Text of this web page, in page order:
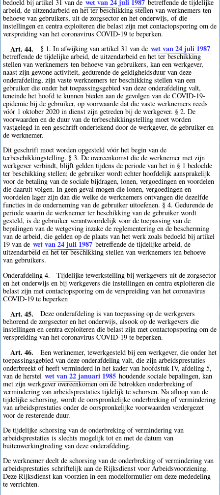
bedoeld bij artikel 31 van de wet van 24 juli 1987 betreffende de tijdelijke
arbeid, de uitzendarbeid en het ter beschikking stellen van werknemers ten
behoeve van gebruikers, uit de zorgsector en het onderwijs, of die
instellingen en centra exploiteren die belast zijn met contactopsporing om de
verspreiding van het coronavirus COVID-19 te beperken.
Art. 44. § 1. In afwijking van artikel 31 van de wet van 24 juli 1987
betreffende de tijdelijke arbeid, de uitzendarbeid en het ter beschikking
stellen van werknemers ten behoeve van gebruikers, kan een werkgever,
naast zijn gewone activiteit, gedurende de geldigheidsduur van deze
onderafdeling, zijn vaste werknemers ter beschikking stellen van een
gebruiker die onder het toepassingsgebied van deze onderafdeling valt,
teneinde het hoofd te kunnen bieden aan de gevolgen van de COVID-19-
epidemie bij de gebruiker, op voorwaarde dat die vaste werknemers reeds
vóór 1 oktober 2020 in dienst zijn getreden bij de werkgever. § 2. De
voorwaarden en de duur van de terbeschikkingstelling moet worden
vastgelegd in een geschrift ondertekend door de werkgever, de gebruiker en
de werknemer.
Dit geschrift moet worden opgesteld vóór het begin van de
terbeschikkingstelling. § 3. De overeenkomst die de werknemer met zijn
werkgever verbindt, blijft gelden tijdens de periode van het in § 1 bedoelde
ter beschikking stellen; de gebruiker wordt echter hoofdelijk aansprakelijk
voor de betaling van de sociale bijdragen, lonen, vergoedingen en voordelen
die daaruit volgen. In geen geval mogen die lonen, vergoedingen en
voordelen lager zijn dan die welke de werknemers ontvangen die dezelfde
functies in de onderneming van de gebruiker uitoefenen. § 4. Gedurende de
periode waarin de werknemer ter beschikking van de gebruiker wordt
gesteld, is de gebruiker verantwoordelijk voor de toepassing van de
bepalingen van de wetgeving inzake de reglementering en de bescherming
van de arbeid, die gelden op de plaats van het werk zoals bedoeld bij artikel
19 van de wet van 24 juli 1987 betreffende de tijdelijke arbeid, de
uitzendarbeid en het ter beschikking stellen van werknemers ten behoeve
van gebruikers.
Onderafdeling 4. - Tijdelijke tewerkstelling bij werkgevers uit de zorgsector
en het onderwijs en bij werkgevers die instellingen en centra exploiteren die
belast zijn met contactopsporing om de verspreiding van het coronavirus
COVID-19 te beperken
Art. 45.
Deze onderafdeling is van toepassing op de werkgevers
behorend de zorgsector en het onderwijs, alsook op de werkgevers die
instellingen en centra exploiteren die belast zijn met contactopsporing om de
verspreiding van het coronavirus COVID-19 te beperken.
Art. 46.
Een werknemer, tewerkgesteld bij een werkgever, die onder het
toepassingsgebied van deze onderafdeling valt, die zijn arbeidsprestaties
onderbreekt of heeft verminderd in het kader van hoofdstuk IV, afdeling 5,
van de herstel wet van 22 januari 1985 houdende sociale bepalingen, kan
met zijn werkgever overeenkomen om de betrokken onderbreking of
vermindering van arbeidsprestaties tijdelijk te schorsen. Na afloop van de
tijdelijke schorsing, wordt de oorspronkelijke onderbreking of vermindering
van arbeidsprestaties onder de oorspronkelijke voorwaarden verdergezet
voor de resterende duur.
De tijdelijke schorsing van de onderbreking of vermindering van
arbeidsprestaties is slechts mogelijk tot en met de datum van
buitenwerkingtreding van deze onderafdeling.
De werknemer deelt de schorsing van de onderbreking of vermindering van
arbeidsprestaties schriftelijk aan de Rijksdienst voor Arbeidsvoorziening.
Deze Rijksdienst kan voorzien in een modelformulier om deze mededeling
te verrichten.